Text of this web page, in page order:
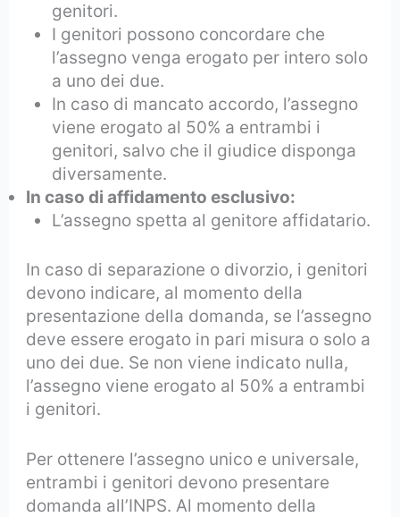
genitori.
I genitori possono concordare che
l’assegno venga erogato per intero solo
a uno dei due.
In caso di mancato accordo, l’assegno
viene erogato al 50% a entrambi i
genitori, salvo che il giudice disponga
diversamente.
In caso di affidamento esclusivo:
L’assegno spetta al genitore affidatario.
In caso di separazione o divorzio, i genitori
devono indicare, al momento della
presentazione della domanda, se l’assegno
deve essere erogato in pari misura o solo a
uno dei due. Se non viene indicato nulla,
l’assegno viene erogato al 50% a entrambi
i genitori.
Per ottenere l’assegno unico e universale,
entrambi i genitori devono presentare
domanda all’INPS. Al momento della